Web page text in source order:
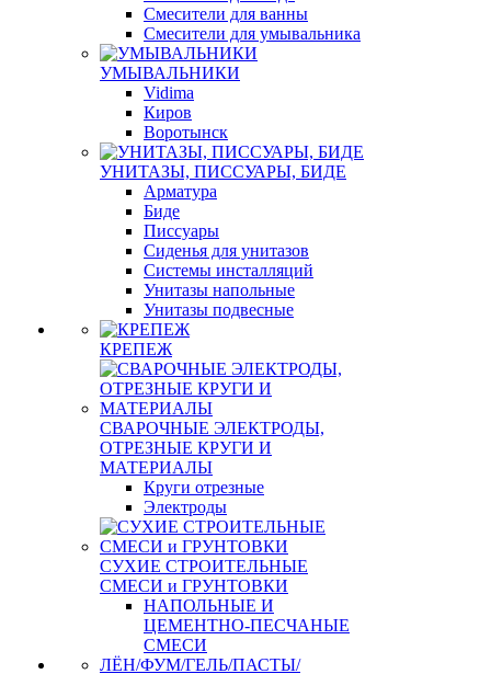
Смесители для ванны
Смесители для умывальника
УМЫВАЛЬНИКИ
Vidima
Киров
Воротынск
УНИТАЗЫ, ПИССУАРЫ, БИДЕ
Арматура
Биде
Писсуары
Сиденья для унитазов
Системы инсталляций
Унитазы напольные
Унитазы подвесные
КРЕПЕЖ
СВАРОЧНЫЕ ЭЛЕКТРОДЫ,
ОТРЕЗНЫЕ КРУГИ И
МАТЕРИАЛЫ
Круги отрезные
Электроды
СУХИЕ СТРОИТЕЛЬНЫЕ
СМЕСИ и ГРУНТОВКИ
НАПОЛЬНЫЕ И
ЦЕМЕНТНО-ПЕСЧАНЫЕ
СМЕСИ
ЛЁН/ФУМ/ГЕЛЬ/ПАСТЫ/